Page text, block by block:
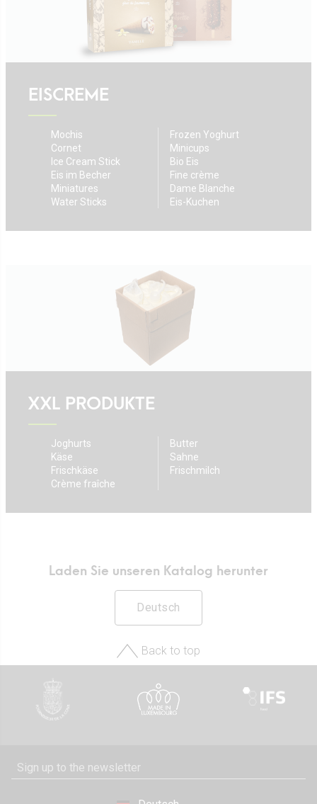
EISCREME
Mochis
Cornet
Ice Cream Stick
Eis im Becher
Miniatures
Water Sticks
Frozen Yoghurt
Minicups
Bio Eis
Fine crème
Dame Blanche
Eis-Kuchen
XXL PRODUKTE
Joghurts
Käse
Frischkäse
Crème fraîche
Butter
Sahne
Frischmilch
Laden Sie unseren Katalog herunter
Deutsch
Back to top